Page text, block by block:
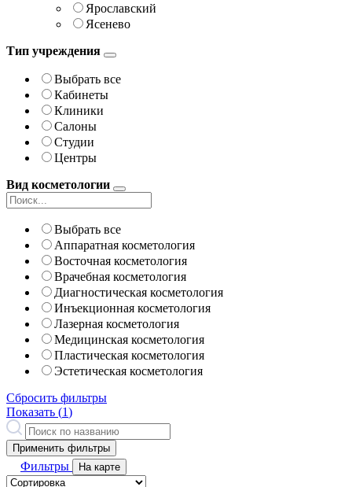
Ярославский
Ясенево
Тип учреждения
Выбрать все
Кабинеты
Клиники
Салоны
Студии
Центры
Вид косметологии
Выбрать все
Аппаратная косметология
Восточная косметология
Врачебная косметология
Диагностическая косметология
Инъекционная косметология
Лазерная косметология
Медицинская косметология
Пластическая косметология
Эстетическая косметология
Сбросить фильтры
Показать (1)
Применить фильтры
Фильтры На карте